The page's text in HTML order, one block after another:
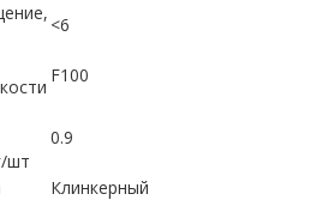
<6
F100
шт
0.9
Клинкерный